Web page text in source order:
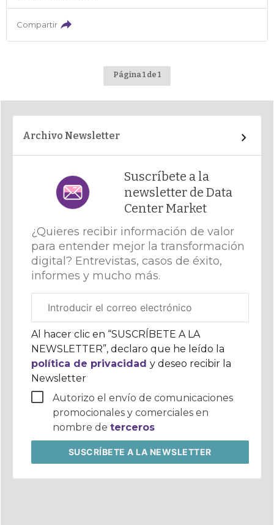
Compartir
Página 1 de 1
Archivo Newsletter
Suscríbete a la
newsletter de Data
Center Market
¿Quieres recibir información de valor
para entender mejor la transformación
digital? Entrevistas, casos de éxito,
informes y mucho más.
electrónico
corporativo
Al hacer clic en “SUSCRÍBETE A LA
NEWSLETTER”, declaro que he leído la
política de privacidad y deseo recibir la
Newsletter
Autorizo el envío de comunicaciones
promocionales y comerciales en
nombre de terceros
SUSCRÍBETEA LA NEWSLETTER